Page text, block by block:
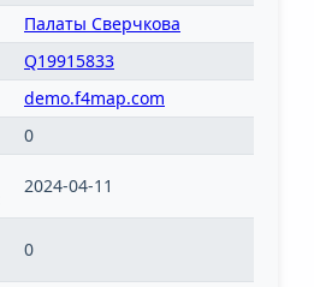
Палаты Сверчкова
Q19915833
demo.f4map.com
0
2024-04-11
0